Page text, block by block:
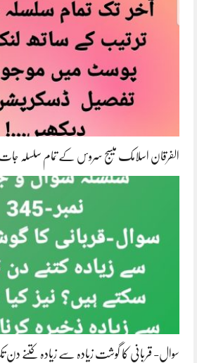
الفرقان اسلامک میسج سروس کے تمام سلسلہ
سوال- قربانی کا گوشت زیادہ سے زیادہ کتنے دن